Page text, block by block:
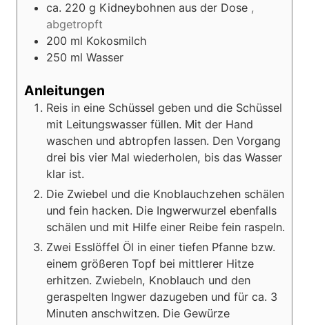
ca. 220 g Kidneybohnen aus der Dose ,
abgetropft
200 ml Kokosmilch
250 ml Wasser
Anleitungen
Reis in eine Schüssel geben und die Schüssel
mit Leitungswasser füllen. Mit der Hand
waschen und abtropfen lassen. Den Vorgang
drei bis vier Mal wiederholen, bis das Wasser
klar ist.
Die Zwiebel und die Knoblauchzehen schälen
und fein hacken. Die Ingwerwurzel ebenfalls
schälen und mit Hilfe einer Reibe fein raspeln.
Zwei Esslöffel Öl in einer tiefen Pfanne bzw.
einem größeren Topf bei mittlerer Hitze
erhitzen. Zwiebeln, Knoblauch und den
geraspelten Ingwer dazugeben und für ca. 3
Minuten anschwitzen. Die Gewürze